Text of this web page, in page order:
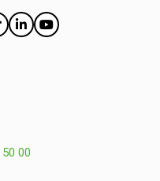
00